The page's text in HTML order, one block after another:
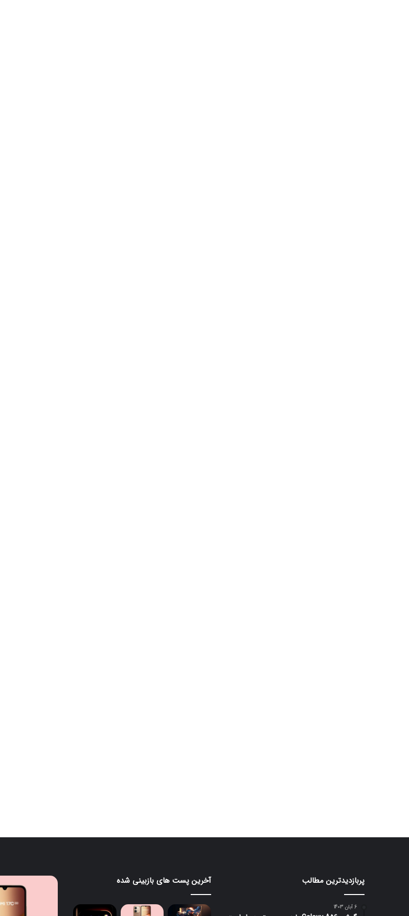
پربازدیدترین مطالب
6 آبان 1403
آخرین پست های بازبینی شده
ردمی
Max
مانیتور
گیمینگ
۲۴۰
هرتزی
ردمی